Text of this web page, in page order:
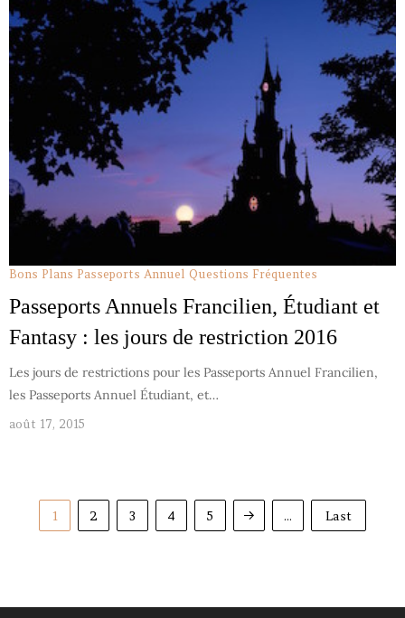
Bons Plans Passeports Annuel Questions Fréquentes
Passeports Annuels Francilien, Étudiant et
Fantasy : les jours de restriction 2016
Les jours de restrictions pour les Passeports Annuel Francilien,
les Passeports Annuel Étudiant, et…
août 17, 2015
1 2 3 4 5 ... Last